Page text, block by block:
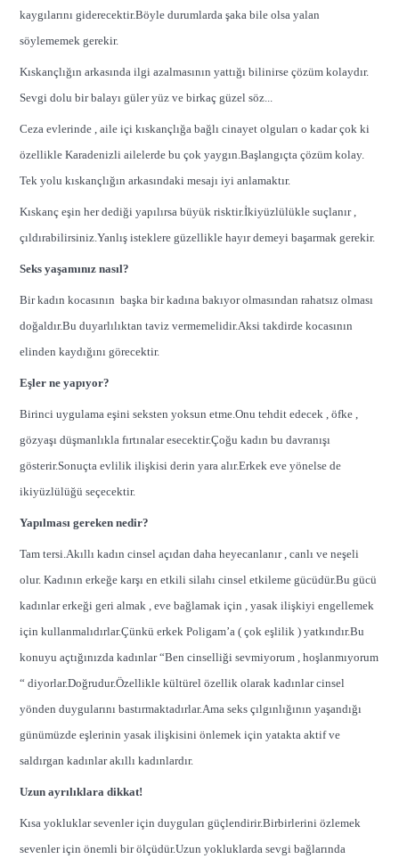
kaygılarını giderecektir.Böyle durumlarda şaka bile olsa yalan
söylememek gerekir.
Kıskançlığın arkasında ilgi azalmasının yattığı bilinirse çözüm kolaydır.
Sevgi dolu bir balayı güler yüz ve birkaç güzel söz...
Ceza evlerinde , aile içi kıskançlığa bağlı cinayet olguları o kadar çok ki
özellikle Karadenizli ailelerde bu çok yaygın.Başlangıçta çözüm kolay.
Tek yolu kıskançlığın arkasındaki mesajı iyi anlamaktır.
Kıskanç eşin her dediği yapılırsa büyük risktir.İkiyüzlülükle suçlanır ,
çıldırabilirsiniz.Yanlış isteklere güzellikle hayır demeyi başarmak gerekir.
Seks yaşamınız nasıl?
Bir kadın kocasının başka bir kadına bakıyor olmasından rahatsız olması
doğaldır.Bu duyarlılıktan taviz vermemelidir.Aksi takdirde kocasının
elinden kaydığını görecektir.
Eşler ne yapıyor?
Birinci uygulama eşini seksten yoksun etme.Onu tehdit edecek , öfke ,
gözyaşı düşmanlıkla fırtınalar esecektir.Çoğu kadın bu davranışı
gösterir.Sonuçta evlilik ilişkisi derin yara alır.Erkek eve yönelse de
ikiyüzlülüğü seçecektir.
Yapılması gereken nedir?
Tam tersi.Akıllı kadın cinsel açıdan daha heyecanlanır , canlı ve neşeli
olur. Kadının erkeğe karşı en etkili silahı cinsel etkileme gücüdür.Bu gücü
kadınlar erkeği geri almak , eve bağlamak için , yasak ilişkiyi engellemek
için kullanmalıdırlar.Çünkü erkek Poligam’a ( çok eşlilik ) yatkındır.Bu
konuyu açtığınızda kadınlar “Ben cinselliği sevmiyorum , hoşlanmıyorum
“ diyorlar.Doğrudur.Özellikle kültürel özellik olarak kadınlar cinsel
yönden duygularını bastırmaktadırlar.Ama seks çılgınlığının yaşandığı
günümüzde eşlerinin yasak ilişkisini önlemek için yatakta aktif ve
saldırgan kadınlar akıllı kadınlardır.
Uzun ayrılıklara dikkat!
Kısa yokluklar sevenler için duyguları güçlendirir.Birbirlerini özlemek
sevenler için önemli bir ölçüdür.Uzun yokluklarda sevgi bağlarında